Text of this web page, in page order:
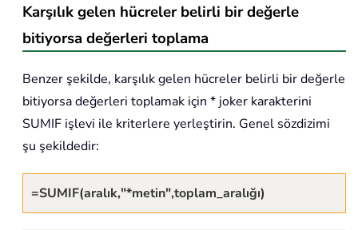
Karşılık gelen hücreler belirli bir değerle
bitiyorsa değerleri toplama
Benzer şekilde, karşılık gelen hücreler belirli bir değerle
bitiyorsa değerleri toplamak için * joker karakterini
SUMIF işlevi ile kriterlere yerleştirin. Genel sözdizimi
şu şekildedir:
=SUMIF(aralık,"*metin",toplam_aralığı)